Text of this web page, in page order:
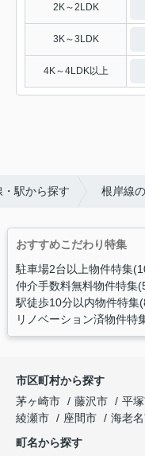
2K～2LDK
3K～3LDK
4K～4LDK以上
・駅から探す 根岸線
おすすめこだわり特集
駐車場2台以上物件特集
仲介手数料無料物件特集
駅徒歩10分以内物件特集
リノベーション済物件特
市区町村から探す
茅ヶ崎市
藤沢市 平
綾瀬市
座間市 海老
町名から探す